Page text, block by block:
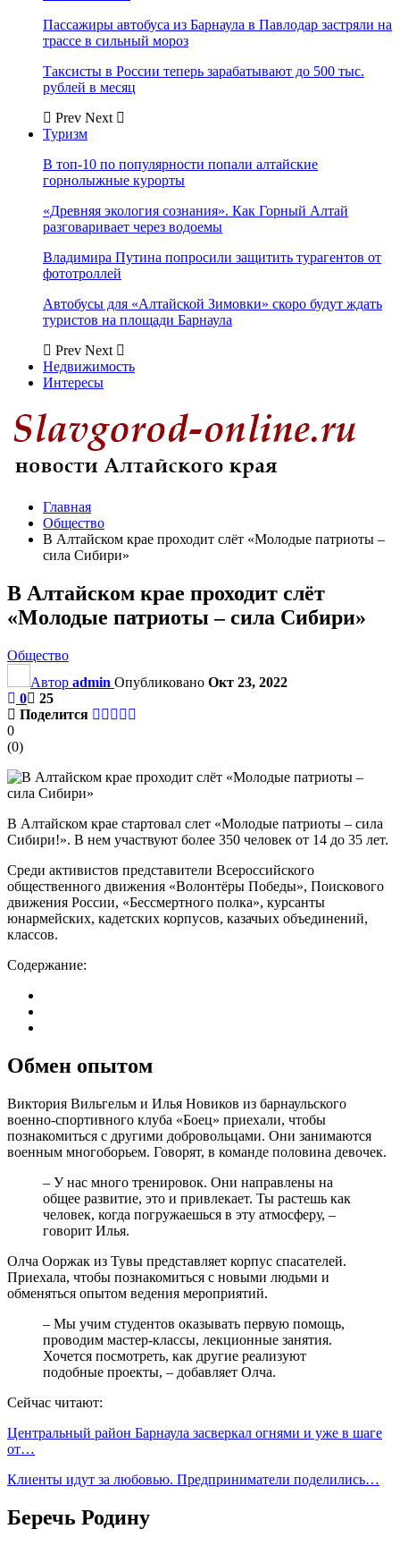
Пассажиры автобуса из Барнаула в Павлодар застряли на
трассе в сильный мороз
Таксисты в России теперь зарабатывают до 500 тыс.
рублей в месяц
Prev Next
Туризм
В топ-10 по популярности попали алтайские
горнолыжные курорты
«Древняя экология сознания». Как Горный Алтай
разговаривает через водоемы
Владимира Путина попросили защитить турагентов от
фототроллей
Автобусы для «Алтайской Зимовки» скоро будут ждать
туристов на площади Барнаула
Prev Next
Недвижимость
Интересы
Главная
Общество
В Алтайском крае проходит слёт «Молодые патриоты –
сила Сибири»
В Алтайском крае проходит слёт
«Молодые патриоты – сила Сибири»
Общество
Автор admin Опубликовано Окт 23, 2022
0
25
Поделится
0
(0)
В Алтайском крае стартовал слет «Молодые патриоты – сила
Сибири!». В нем участвуют более 350 человек от 14 до 35 лет.
Среди активистов представители Всероссийского
общественного движения «Волонтёры Победы», Поискового
движения России, «Бессмертного полка», курсанты
юнармейских, кадетских корпусов, казачьих объединений,
классов.
Содержание:
Обмен опытом
Виктория Вильгельм и Илья Новиков из барнаульского
военно-спортивного клуба «Боец» приехали, чтобы
познакомиться с другими добровольцами. Они занимаются
военным многоборьем. Говорят, в команде половина девочек.
– У нас много тренировок. Они направлены на
общее развитие, это и привлекает. Ты растешь как
человек, когда погружаешься в эту атмосферу, –
говорит Илья.
Олча Ооржак из Тувы представляет корпус спасателей.
Приехала, чтобы познакомиться с новыми людьми и
обменяться опытом ведения мероприятий.
– Мы учим студентов оказывать первую помощь,
проводим мастер-классы, лекционные занятия.
Хочется посмотреть, как другие реализуют
подобные проекты, – добавляет Олча.
Сейчас читают:
Центральный район Барнаула засверкал огнями и уже в шаге
от…
Клиенты идут за любовью. Предприниматели поделились…
Беречь Родину